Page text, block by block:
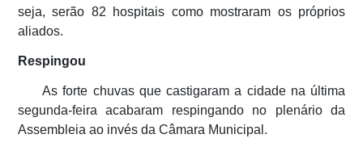
seja, serão 82 hospitais como mostraram os próprios
aliados.
Respingou
As forte chuvas que castigaram a cidade na última
segunda-feira acabaram respingando no plenário da
Assembleia ao invés da Câmara Municipal.